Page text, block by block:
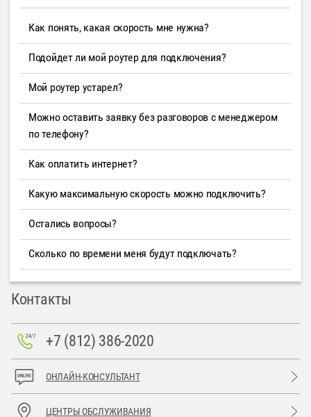
Как понять, какая скорость мне нужна?
Подойдет ли мой роутер для подключения?
Мой роутер устарел?
Можно оставить заявку без разговоров с менеджером
по телефону?
Как оплатить интернет?
Какую максимальную скорость можно подключить?
Остались вопросы?
Сколько по времени меня будут подключать?
Контакты
+7 (812) 386-2020
ОНЛАЙН-КОНСУЛЬТАНТ
ЦЕНТРЫ ОБСЛУЖИВАНИЯ